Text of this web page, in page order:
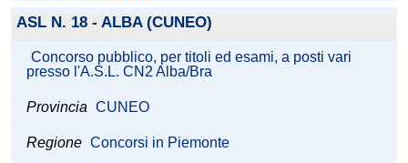
ASL N. 18 - ALBA (CUNEO)
Concorso pubblico, per titoli ed esami, a posti vari
presso l'A.S.L. CN2 Alba/Bra
Provincia CUNEO
Regione Concorsi in Piemonte